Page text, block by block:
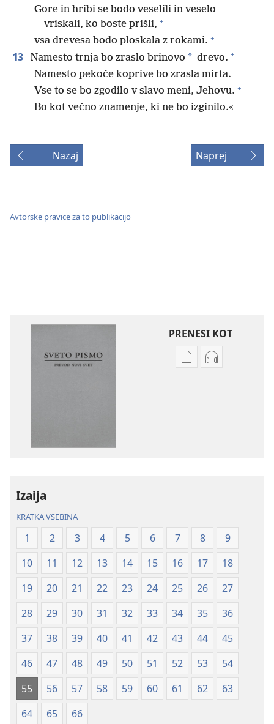
Gore in hribi se bodo veselili in veselo
vriskali, ko boste prišli, +
vsa drevesa bodo ploskala z rokami. +
13 Namesto trnja bo zraslo brinovo * drevo. +
Namesto pekoče koprive bo zrasla mirta.
Vse to se bo zgodilo v slavo meni, Jehovu. +
Bo kot večno znamenje, ki ne bo izginilo.«
Nazaj Naprej
Avtorske pravice za to publikacijo
PRENESI KOT
Možnosti
2021)
Možnosti
2021)
Izaija
KRATKA VSEBINA
1 2 3 4 5 6 7 8
9
10
11 12 13 14 15 16 17
18
19
20 21 22 23 24 25 26
27
28
29 30 31 32 33 34 35
36
37
38 39 40 41 42 43 44
45
46
47 48 49 50 51 52 53
54
55
56 57 58 59 60 61 62
63
64
65 66